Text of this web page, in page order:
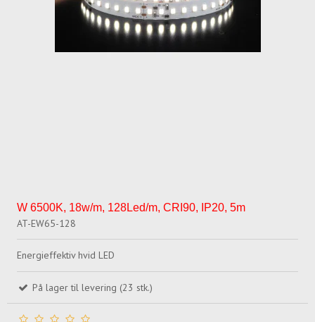
W 6500K, 18w/m, 128Led/m, CRI90, IP20, 5m
AT-EW65-128
Energieffektiv hvid LED
På lager til levering (23 stk.)